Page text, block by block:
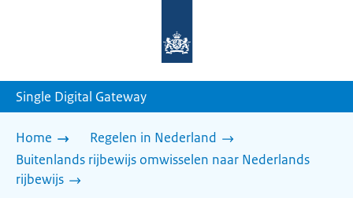
homepage
Single Digital Gateway
Home
Regelen in Nederland
Buitenlands rijbewijs omwisselen naar Nederlands
rijbewijs